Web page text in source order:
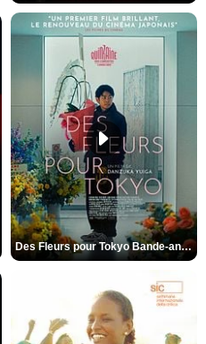
Des Fleurs pour Tokyo Bande-annonce VO STFR